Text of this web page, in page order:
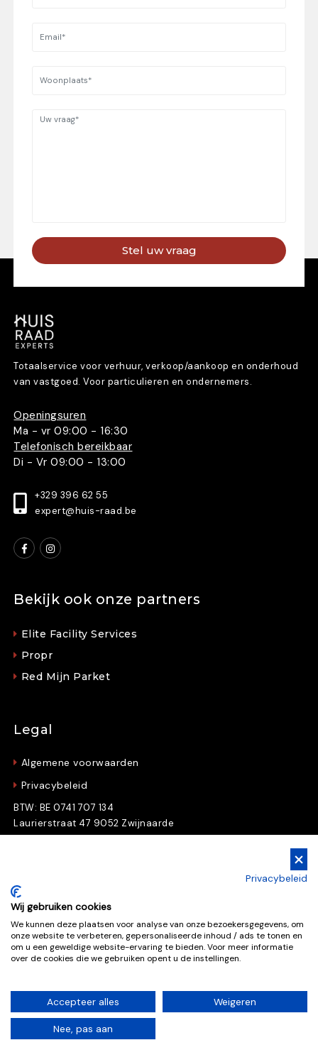
Stel uw vraag
Totaalservice voor verhuur, verkoop/aankoop en onderhoud
van vastgoed. Voor particulieren en ondernemers.
Openingsuren
Ma - vr 09:00 - 16:30
Telefonisch bereikbaar
Di - Vr 09:00 - 13:00
+329 396 62 55
expert@huis-raad.be
Bekijk ook onze partners
Elite Facility Services
Propr
Red Mijn Parket
Legal
Algemene voorwaarden
Privacybeleid
BTW: BE 0741 707 134
Laurierstraat 47 9052 Zwijnaarde
Download nu gratis e-books en whitepapers
Gratis downloads
Deze website is beschermd door reCAPTCHA, de
Privacybeleid
Wij gebruiken cookies
We kunnen deze plaatsen voor analyse van onze bezoekersgegevens, om
onze website te verbeteren, gepersonaliseerde inhoud / ads te tonen en
om u een geweldige website-ervaring te bieden. Voor meer informatie
over de cookies die we gebruiken opent u de instellingen.
Accepteer alles Weigeren
Nee, pas aan